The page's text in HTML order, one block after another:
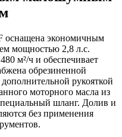
оснащена экономичным
мощностью 2,8 л.с.
м²/ч и обеспечивает
обрезиненной
рукояткой
моторного масла из
шланг. Долив и
без применения